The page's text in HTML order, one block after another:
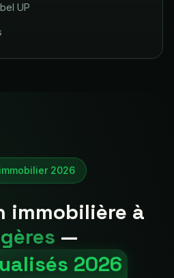
UP
2026
immobilière à
—
2026